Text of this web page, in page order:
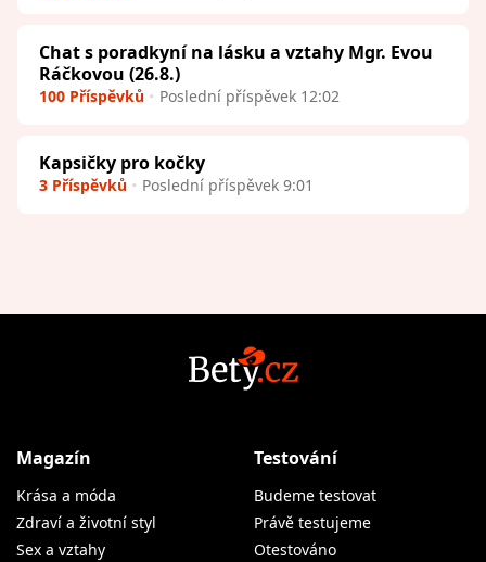
Chat s poradkyní na lásku a vztahy Mgr. Evou
Ráčkovou (26.8.)
100 Příspěvků Poslední příspěvek 12:02
Kapsičky pro kočky
3 Příspěvků Poslední příspěvek 9:01
Magazín
Krása a móda
Zdraví a životní styl
Sex a vztahy
Testování
Budeme testovat
Právě testujeme
Otestováno